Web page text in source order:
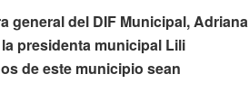
general del DIF Municipal, Adriana
presidenta municipal Lili
de este municipio sean